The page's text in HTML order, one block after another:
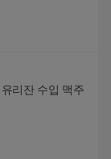
리잔 수입 맥주